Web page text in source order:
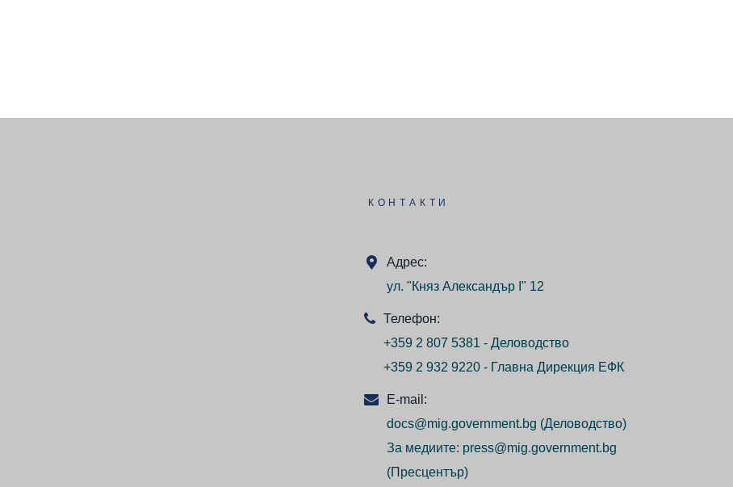
КОНТАКТИ
Адрес:
ул. "Княз Александър I" 12
Телефон:
+359 2 807 5381 - Деловодство
+359 2 932 9220 - Главна Дирекция ЕФК
E-mail:
docs@mig.government.bg (Деловодство)
За медиите: press@mig.government.bg
(Пресцентър)